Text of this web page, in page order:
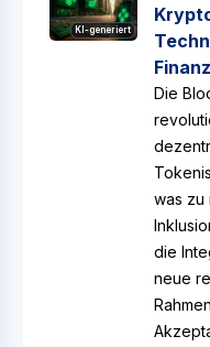
KI-generiert
Die
was zu
die
neue